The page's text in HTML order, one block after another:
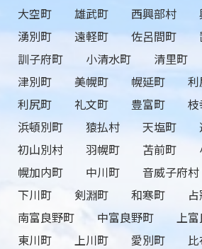
大空町
雄武町 西興部村
湧別町
遠軽町 佐呂間町
訓子府町
小清水町 清里町
津別町
美幌町 幌延町
利尻町
礼文町 豊富町
浜頓別町
猿払村 天塩町
初山別村
羽幌町 苫前町
幌加内町
中川町 音威子府村
下川町
剣淵町 和寒町
南富良野町
中富良野町 上
東川町
上川町 愛別町